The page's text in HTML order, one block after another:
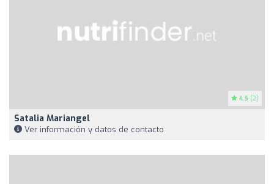
4.5 (2)
Satalia Mariangel
Ver información y datos de contacto